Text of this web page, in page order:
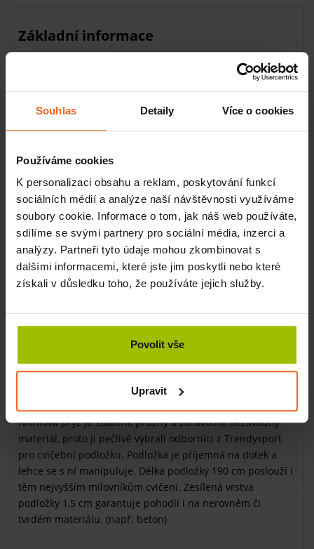
Souhlas Detaily Více o cookies
Používáme cookies
K personalizaci obsahu a reklam, poskytování funkcí
sociálních médií a analýze naší návštěvnosti využíváme
soubory cookie. Informace o tom, jak náš web používáte,
sdílíme se svými partnery pro sociální média, inzerci a
analýzy. Partneři tyto údaje mohou zkombinovat s
dalšími informacemi, které jste jim poskytli nebo které
získali v důsledku toho, že používáte jejich služby.
Povolit vše
Upravit
Základní informace
Barva: modrá
Hmotnost: 2,4 kg
Tloušťka: 1,5 cm
Modrou cvičební podložku ProfiGymMat využijete v
dynamickém i statickém cvičení. Vaše klouby i záda vám
poděkují za péči, kterou jim podložkou ProfiGymMat
věnujete. Osobité modré provedení je uklidňující a
zároveň velmi elegantní.
Hygiena a údržba
díky své struktuře neabsorbuje pachy ani pot. Mikroby
podložky.
Nitrilová pryž je stabilní, pružný a zdravotně nezávadný
materiál, proto ji pečlivě vybrali odborníci z Trendysport
pro cvičební podložku. Podložka je příjemná na dotek a
lehce se s ní manipuluje. Délka podložky 190 cm poslouží i
těm nejvyšším milovníkům cvičení. Zesílená vrstva
podložky 1,5 cm garantuje pohodlí i na nerovném či
tvrdém materiálu. (např. beton)